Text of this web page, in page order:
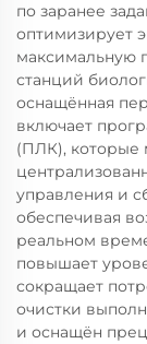
по заранее
оптимизирует
максимальную
станций
оснащённая
включает
(ПЛК), которые
управления и
обеспечивая
реальном
повышает
сокращает
очистки
и оснащён